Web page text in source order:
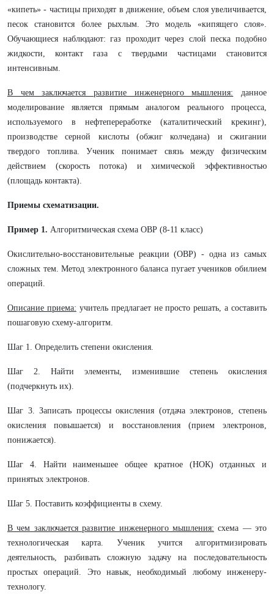
«кипеть» - частицы приходят в движение, объем слоя увеличивается,
песок становится более рыхлым. Это модель «кипящего слоя».
Обучающиеся наблюдают: газ проходит через слой песка подобно
жидкости, контакт газа с твердыми частицами становится
интенсивным.
В чем заключается развитие инженерного мышления: данное
моделирование является прямым аналогом реального процесса,
используемого в нефтепереработке (каталитический крекинг),
производстве серной кислоты (обжиг колчедана) и сжигании
твердого топлива. Ученик понимает связь между физическим
действием (скорость потока) и химической эффективностью
(площадь контакта).
Приемы схематизации.
Пример 1. Алгоритмическая схема ОВР (8-11 класс)
Окислительно-восстановительные реакции (ОВР) - одна из самых
сложных тем. Метод электронного баланса пугает учеников обилием
операций.
Описание приема: учитель предлагает не просто решать, а составить
пошаговую схему-алгоритм.
Шаг 1. Определить степени окисления.
Шаг 2. Найти элементы, изменившие степень окисления
(подчеркнуть их).
Шаг 3. Записать процессы окисления (отдача электронов, степень
окисления повышается) и восстановления (прием электронов,
понижается).
Шаг 4. Найти наименьшее общее кратное (НОК) отданных и
принятых электронов.
Шаг 5. Поставить коэффициенты в схему.
В чем заключается развитие инженерного мышления: схема — это
технологическая карта. Ученик учится алгоритмизировать
деятельность, разбивать сложную задачу на последовательность
простых операций. Это навык, необходимый любому инженеру-
технологу.